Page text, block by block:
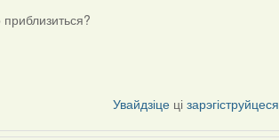
Увайдзіце цізарэгіструйцеся